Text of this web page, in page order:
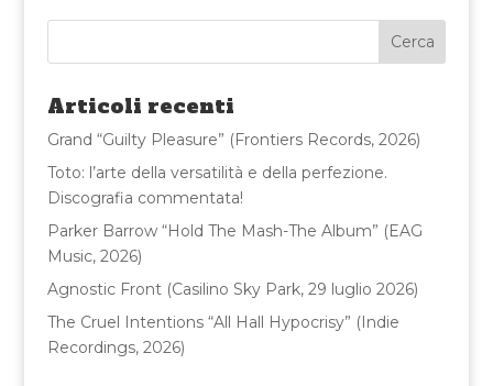
e
b
o
o
k
te
r
l
di
vi
di
Articoli recenti
Grand “Guilty Pleasure” (Frontiers Records, 2026)
Toto: l’arte della versatilità e della perfezione.
Discografia commentata!
Parker Barrow “Hold The Mash-The Album” (EAG
Music, 2026)
Agnostic Front (Casilino Sky Park, 29 luglio 2026)
The Cruel Intentions “All Hall Hypocrisy” (Indie
Recordings, 2026)